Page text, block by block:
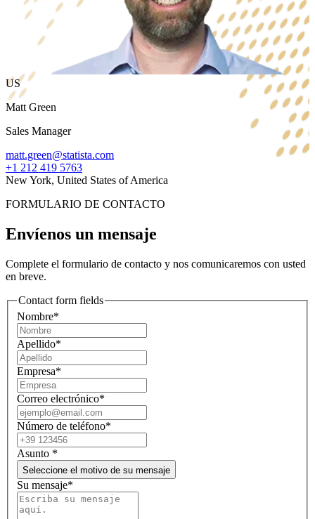
US
Matt Green
Sales Manager
matt.green@statista.com
+1 212 419 5763
New York, United States of America
FORMULARIO DE CONTACTO
Envíenos un mensaje
Complete el formulario de contacto y nos comunicaremos con usted
en breve.
Contact form fields
Nombre*
Apellido*
Empresa*
Correo electrónico*
Número de teléfono*
Asunto *
Seleccione el motivo de su mensaje
Su mensaje*